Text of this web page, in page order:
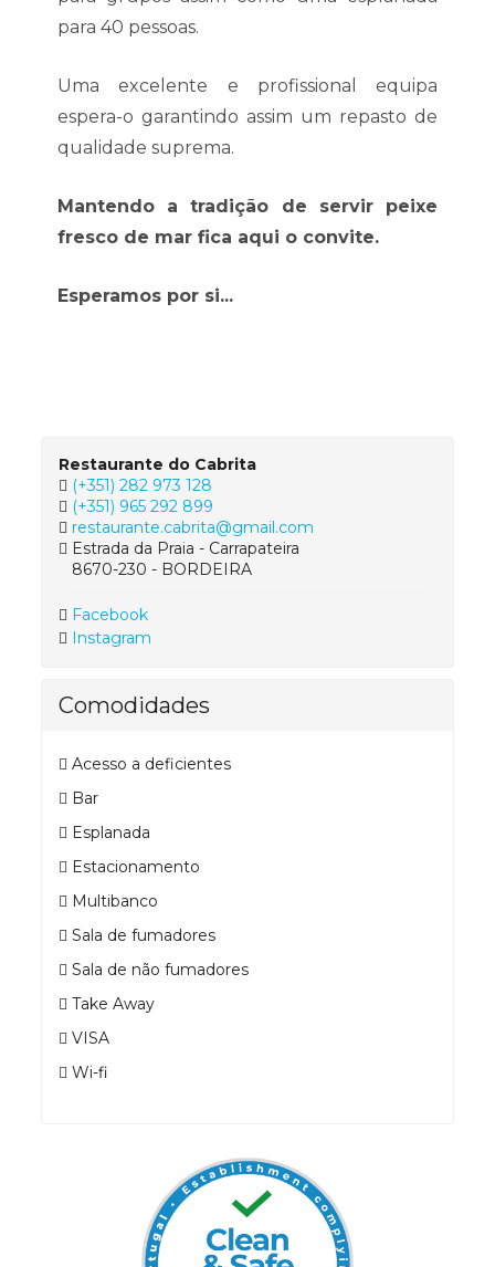
para 40 pessoas.
Uma excelente e profissional equipa
espera-o garantindo assim um repasto de
qualidade suprema.
Mantendo a tradição de servir peixe
fresco de mar fica aqui o convite.
Esperamos por si...
Restaurante do Cabrita
(+351) 282 973 128
(+351) 965 292 899
restaurante.cabrita@gmail.com
Estrada da Praia - Carrapateira
8670-230 - BORDEIRA
Facebook
Instagram
Comodidades
Acesso a deficientes
Bar
Esplanada
Estacionamento
Multibanco
Sala de fumadores
Sala de não fumadores
Take Away
VISA
Wi-fi